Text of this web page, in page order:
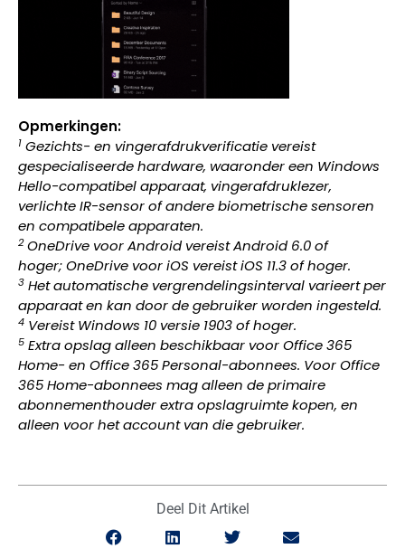
Opmerkingen:
1 Gezichts- en vingerafdrukverificatie vereist
gespecialiseerde hardware, waaronder een Windows
Hello-compatibel apparaat, vingerafdruklezer,
verlichte IR-sensor of andere biometrische sensoren
en compatibele apparaten.
2OneDrive voorAndroid vereist Android 6.0 of
hoger; OneDrive voor iOS vereist iOS 11.3 of hoger.
3 Het automatische vergrendelingsinterval varieert per
apparaat en kan door de gebruiker worden ingesteld.
4 Vereist Windows 10 versie 1903 of hoger.
5 Extra opslag alleen beschikbaar voor Office 365
Home- en Office 365 Personal-abonnees. Voor Office
365 Home-abonnees mag alleen de primaire
abonnementhouder extra opslagruimte kopen, en
alleen voor het account van die gebruiker.
Deel Dit Artikel